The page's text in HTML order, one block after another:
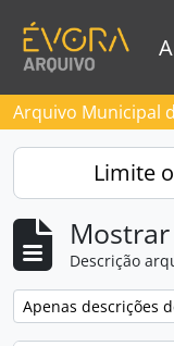
Arquivo Municipal
Limite
Descrição
Remove filter:
Apenas descrições